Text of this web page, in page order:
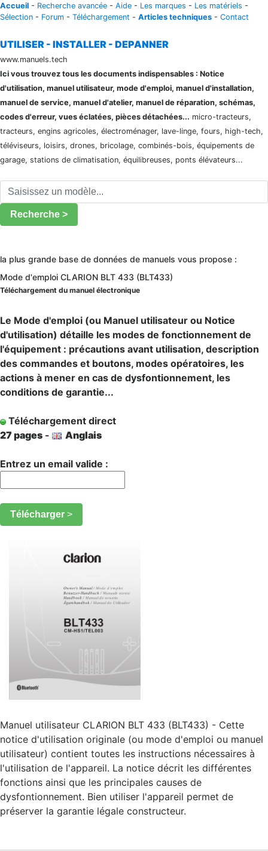
Accueil - Recherche avancée - Aide - Les marques - Les matériels -
Sélection - Forum - Téléchargement - Articles techniques - Contact
UTILISER - INSTALLER - DEPANNER
www.manuels.tech
Ici vous trouvez tous les documents indispensables : Notice
d'utilisation, manuel utilisateur, mode d'emploi, manuel d'installation,
manuel de service, manuel d'atelier, manuel de réparation, schémas,
codes d'erreur, vues éclatées, pièces détachées... micro-tracteurs,
tracteurs, engins agricoles, électroménager, lave-linge, fours, high-tech,
téléviseurs, loisirs, drones, bricolage, combinés-bois, équipements de
garage, stations de climatisation, équilibreuses, ponts élévateurs...
Recherche >
la plus grande base de données de manuels vous propose :
Mode d'emploi CLARION BLT 433 (BLT433)
Téléchargement du manuel électronique
Le Mode d'emploi (ou Manuel utilisateur ou Notice
d'utilisation) détaille les modes de fonctionnement de
l'équipement : précautions avant utilisation, description
des commandes et boutons, modes opératoires, les
actions à mener en cas de dysfontionnement, les
conditions de garantie...
Téléchargement direct
27 pages - Anglais
Entrez un email valide :
Télécharger >
Manuel utilisateur CLARION BLT 433 (BLT433) - Cette
notice d'utilisation originale (ou mode d'emploi ou manuel
utilisateur) contient toutes les instructions nécessaires à
l'utilisation de l'appareil. La notice décrit les différentes
fonctions ainsi que les principales causes de
dysfontionnement. Bien utiliser l'appareil permet de
préserver la garantie légale constructeur.